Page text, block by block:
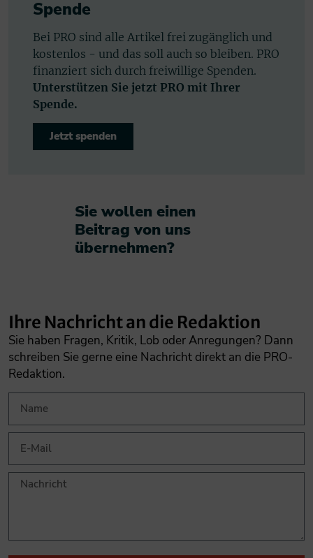
Spende
Bei PRO sind alle Artikel frei zugänglich und
kostenlos - und das soll auch so bleiben. PRO
finanziert sich durch freiwillige Spenden.
Unterstützen Sie jetzt PRO mit Ihrer
Spende.
Jetzt spenden
Sie wollen einen
Beitrag von uns
übernehmen?​
Ihre Nachricht an die Redaktion
Sie haben Fragen, Kritik, Lob oder Anregungen? Dann
schreiben Sie gerne eine Nachricht direkt an die PRO-
Redaktion.